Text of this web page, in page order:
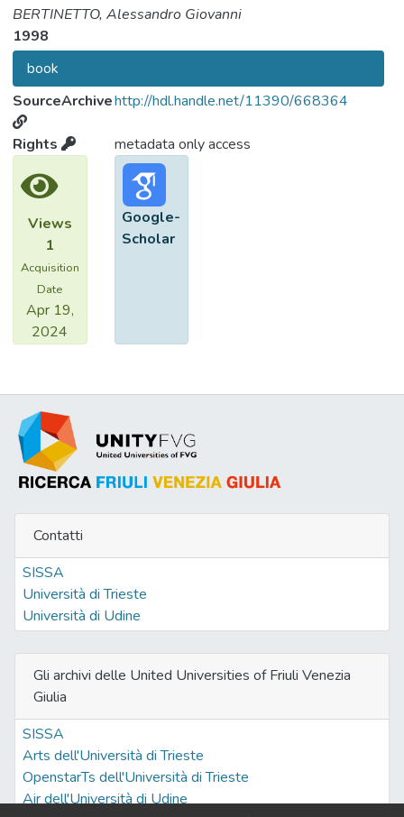
BERTINETTO, Alessandro Giovanni
1998
book
SourceArchivehttp://hdl.handle.net/11390/668364
Rights metadata only access
Views
1
Acquisition
Date
Apr 19,
2024
Google-
Scholar
Contatti
SISSA
Università di Trieste
Università di Udine
Gli archivi delle United Universities of Friuli Venezia
Giulia
SISSA
Arts dell'Università di Trieste
OpenstarTs dell'Università di Trieste
Air dell'Università di Udine